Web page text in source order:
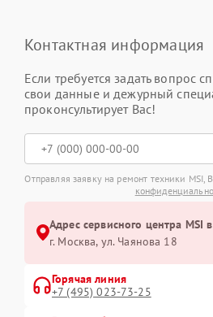
Контактная информация
Если требуется задать вопрос
свои данные и дежурный
проконсультирует Вас!
Отправляя заявку на ремонт техники MSI,
Адрес сервисного центра MSI
г. Москва, ул. Чаянова 18
Горячая линия
+7 (495) 023-73-25